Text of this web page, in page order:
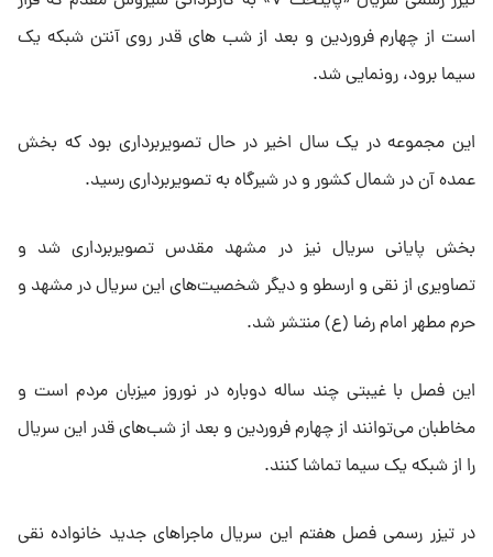
است از چهارم فروردین و بعد از شب های قدر روی آنتن شبکه یک
سیما برود، رونمایی شد.
این مجموعه در یک سال اخیر در حال تصویربرداری بود که بخش
عمده آن در شمال کشور و در شیرگاه به تصویربرداری رسید.
بخش پایانی سریال نیز در مشهد مقدس تصویربرداری شد و
تصاویری از نقی و ارسطو و دیگر شخصیت‌های این سریال در مشهد و
حرم مطهر امام رضا (ع) منتشر شد.
این فصل با غیبتی چند ساله دوباره در نوروز میزبان مردم است و
مخاطبان می‌توانند از چهارم فروردین و بعد از شب‌های قدر این سریال
را از شبکه یک سیما تماشا کنند.
در تیزر رسمی فصل هفتم این سریال ماجراهای جدید خانواده نقی